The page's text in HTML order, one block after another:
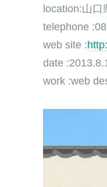
location:山
telephone
web site :
date
work :web